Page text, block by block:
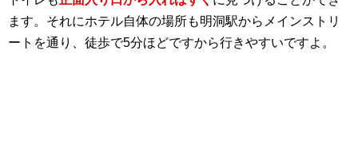
ます。それにホテル自体の場所も明洞駅からメインストリ
ートを通り、徒歩で5分ほどですから行きやすいですよ。